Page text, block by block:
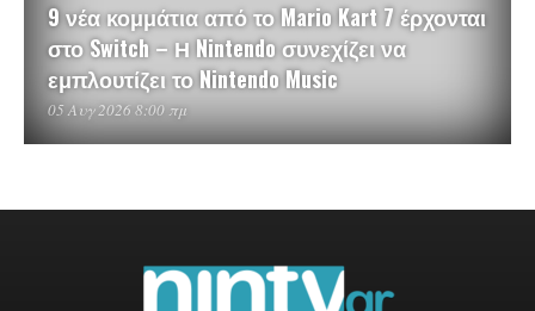
9 νέα κομμάτια από το Mario Kart 7 έρχονται
στο Switch – Η Nintendo συνεχίζει να
εμπλουτίζει το Nintendo Music
05 Αυγ 2026 8:00 πμ